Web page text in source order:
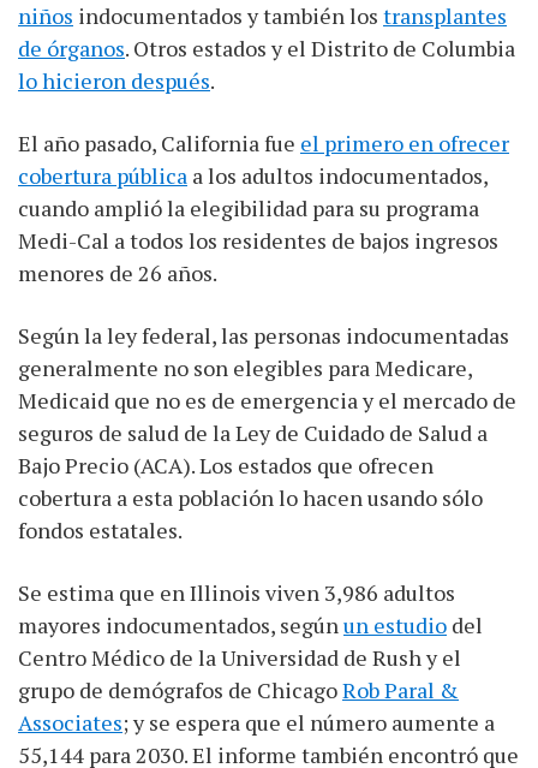
niños indocumentados y también los transplantes
de órganos. Otros estados y el Distrito de Columbia
lo hicieron después.
El año pasado, California fue el primero en ofrecer
cobertura pública a los adultos indocumentados,
cuando amplió la elegibilidad para su programa
Medi-Cal a todos los residentes de bajos ingresos
menores de 26 años.
Según la ley federal, las personas indocumentadas
generalmente no son elegibles para Medicare,
Medicaid que no es de emergencia y el mercado de
seguros de salud de la Ley de Cuidado de Salud a
Bajo Precio (ACA). Los estados que ofrecen
cobertura a esta población lo hacen usando sólo
fondos estatales.
Se estima que en Illinois viven 3,986 adultos
mayores indocumentados, segúnun estudio del
Centro Médico de la Universidad de Rush y el
grupo de demógrafos de ChicagoRob Paral &
Associates; y se espera que el número aumente a
55,144 para 2030. El informe también encontró que